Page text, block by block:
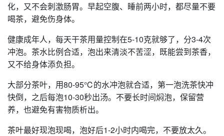
化，又不会刺激肠胃。早起空腹、睡前两小时，都尽量不要
喝茶，避免伤身体。
健康成年人，每天干茶用量控制在5-10克就够了，分3-4次
冲泡。茶水比例合适，泡出来清淡不苦涩，既能尝到茶香，
又不给身体添负担。
大部分茶叶，用80-95℃的水冲泡就合适，第一泡洗茶快冲
快倒，之后每泡10-30秒出汤。不要长时间焖泡，保留营
养，也避免有害物质析出。
茶叶最好现泡现喝，泡好后1-2小时内喝完，不要放太久。